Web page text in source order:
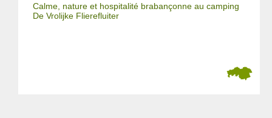
Calme, nature et hospitalité brabançonne au camping
De Vrolijke Flierefluiter